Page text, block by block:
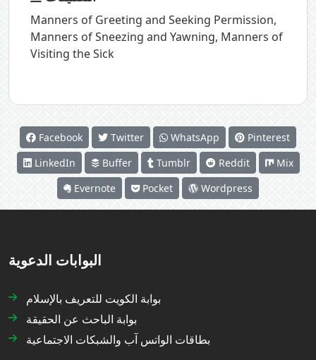
Manners of Greeting and Seeking Permission,
Manners of Sneezing and Yawning, Manners of
Visiting the Sick
Facebook Twitter WhatsApp
Pinterest
LinkedIn
Buffer Tumblr Reddit
Mix
Evernote
Pocket Wordpress
البوابات الدعوية
بوابة الكويت للتعريف بالإسلام
بوابة الباحث عن الحقيقة
بطاقات الواتس آب والشبكات الاجتماعية